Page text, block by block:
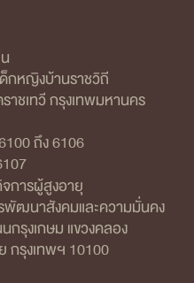
ด็กหญิงบ้านราชวิถี
าชเทวี กรุงเทพมหานคร
ถึง 6106
การผู้สูงอายุ
พัฒนาสังคมและความมั่นคง
กรุงเกษม แขวงคลอง
กรุงเทพฯ 10100